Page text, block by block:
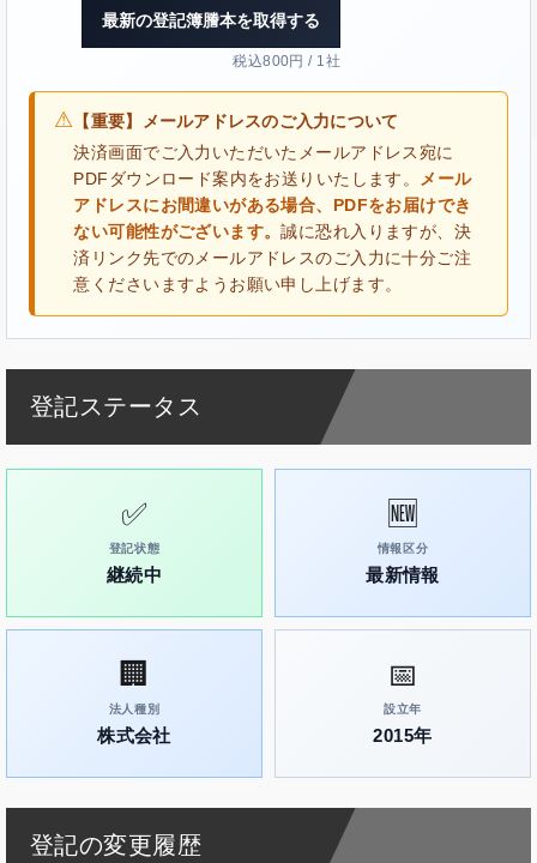
最新の登記簿謄本を取得する
税込800円 / 1社
⚠ 【重要】メールアドレスのご入力について
決済画面でご入力いただいたメールアドレス宛に
PDFダウンロード案内をお送りいたします。
メール
アドレスにお間違いがある場合、PDFをお届けでき
ない可能性がございます。誠に恐れ入りますが、決
済リンク先でのメールアドレスのご入力に十分ご注
意くださいますようお願い申し上げます。
登記ステータス
✅
登記状態
継続中
🆕
情報区分
最新情報
🏢
法人種別
株式会社
📅
設立年
2015年
登記の変更履歴